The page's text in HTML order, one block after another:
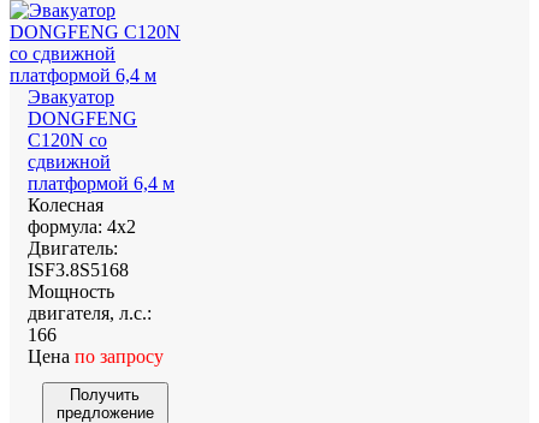
Эвакуатор
DONGFENG
С120N со
сдвижной
платформой 6,4 м
Колесная
формула: 4х2
Двигатель:
ISF3.8S5168
Мощность
двигателя, л.с.:
166
Цена по запросу
Получить
предложение